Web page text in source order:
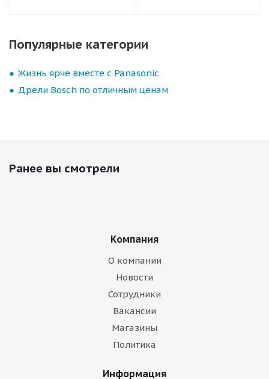
Популярные категории
Жизнь ярче вместе с Panasonic
Дрели Bosch по отличным ценам
Ранее вы смотрели
Компания
О компании
Новости
Сотрудники
Вакансии
Магазины
Политика
Информация